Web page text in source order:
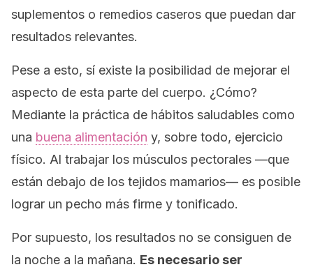
suplementos o remedios caseros que puedan dar
resultados relevantes.
Pese a esto, sí existe la posibilidad de mejorar el
aspecto de esta parte del cuerpo. ¿Cómo?
Mediante la práctica de hábitos saludables como
una buena alimentación y, sobre todo, ejercicio
físico. Al trabajar los músculos pectorales —que
están debajo de los tejidos mamarios— es posible
lograr un pecho más firme y tonificado.
Por supuesto, los resultados no se consiguen de
la noche a la mañana. Es necesario ser